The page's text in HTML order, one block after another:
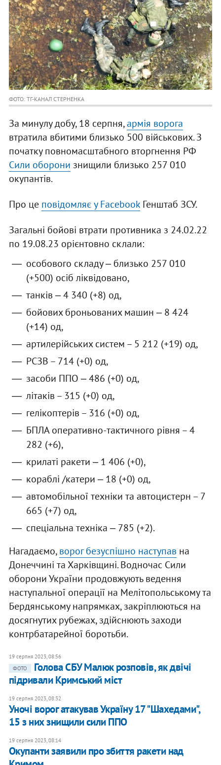
ФОТО: ТГ-КАНАЛ СТЕРНЕНКА
За минулу добу, 18 серпня,армія ворога
втратила вбитими близько 500 військових. З
початку повномасштабного вторгнення РФ
Сили оборони знищили близько 257 010
окупантів.
Про це повідомляє у FacebookГенштаб ЗСУ.
Загальні бойові втрати противника з 24.02.22
по 19.08.23 орієнтовно склали:
особового складу ‒ близько 257 010
(+500) осіб ліквідовано,
танків ‒ 4 340 (+8) од,
бойових броньованих машин ‒ 8 424
(+14) од,
артилерійських систем – 5 212 (+19) од,
РСЗВ – 714 (+0) од,
засоби ППО ‒ 486 (+0) од,
літаків – 315 (+0) од,
гелікоптерів – 316 (+0) од,
БПЛА оперативно-тактичного рівня – 4
282 (+6),
крилаті ракети ‒ 1 406 (+0),
кораблі /катери ‒ 18 (+0) од,
автомобільної техніки та автоцистерн – 7
665 (+7) од,
спеціальна техніка ‒ 785 (+2).
Нагадаємо,ворог безуспішно наступав на
Донеччині та Харківщині. Водночас Сили
оборони України продовжують ведення
наступальної операції на Мелітопольському та
Бердянському напрямках, закріплюються на
досягнутих рубежах, здійснюють заходи
контрбатарейної боротьби.
19 серпня 2023, 08:56
ФОТО
Голова СБУ Малюк розповів, як двічі
підривали Кримський міст
19 серпня 2023, 08:32
Уночі ворог атакував Україну 17 "Шахедами",
15 з них знищили сили ППО
19 серпня 2023, 08:14
Окупанти заявили про збиття ракети над